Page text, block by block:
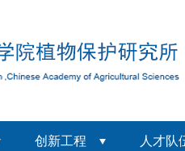
创新工程 人才队